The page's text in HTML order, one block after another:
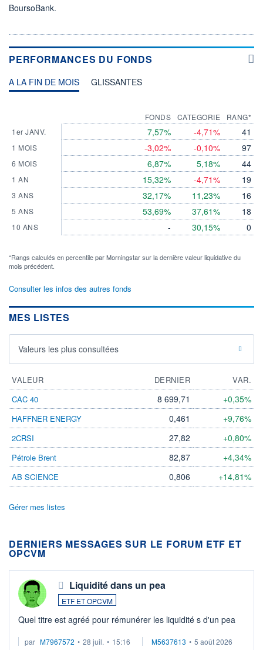
BoursoBank.
PERFORMANCES DU FONDS
A LA FIN DE MOIS GLISSANTES
1er JANV.
1 MOIS
6 MOIS
1 AN
3 ANS
5 ANS
10 ANS
FONDS
7,57%
-3,02%
6,87%
15,32%
32,17%
53,69%
-
CATEGORIE
-4,71%
-0,10%
5,18%
-4,71%
11,23%
37,61%
30,15%
RANG*
41
97
44
19
16
18
0
*Rangs calculés en percentile par Morningstar sur la dernière valeur liquidative du
mois précédent.
Consulter les infos des autres fonds
MES LISTES
Valeurs les plus consultées
VALEUR DERNIER
VAR.
CAC 40
8 699,71 +0,35%
HAFFNER ENERGY 0,461 +9,76%
2CRSI 27,82 +0,80%
Pétrole Brent 82,87 +4,34%
AB SCIENCE 0,806 +14,81%
Gérer mes listes
DERNIERS MESSAGES SUR LE FORUM ETF ET
OPCVM
Liquidité dans un pea
ETF ET OPCVM
Quel titre est agréé pour rémunérer les liquidité s d'un pea
par M7967572 • 28 juil. • 15:16 M5637613 • 5 août 2026